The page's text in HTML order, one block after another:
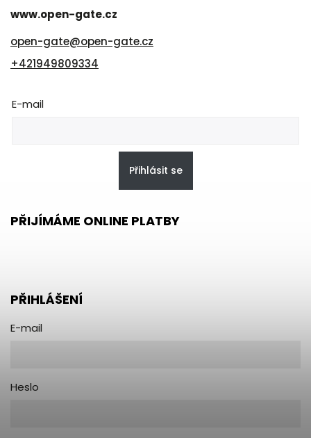
www.open-gate.cz
open-gate@open-gate.cz
+421949809334
E-mail
Přihlásit se
PŘIJÍMÁME ONLINE PLATBY
PŘIHLÁŠENÍ
E-mail
Heslo